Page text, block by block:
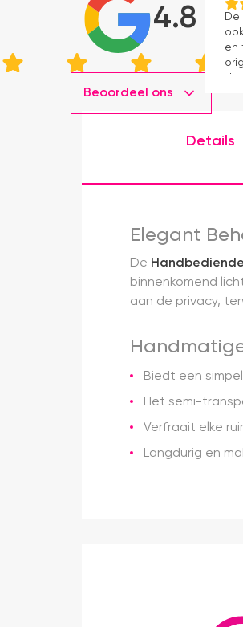
4.8
Beoordeel ons
en
Details
Elegant
De
binnenkomend
aan de privacy,
Biedt een
Het semi-
Verfraait elke
Langdurig en